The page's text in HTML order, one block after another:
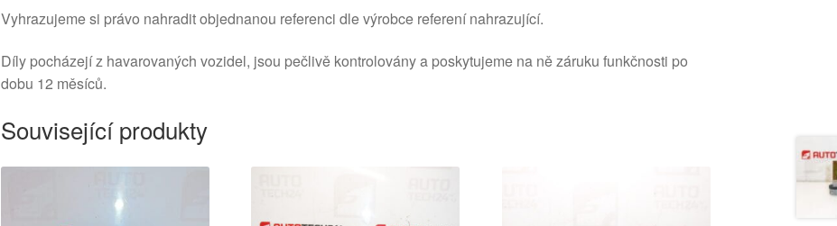
Vyhrazujeme si právo nahradit objednanou referenci dle výrobce referení nahrazující.
Díly pocházejí z havarovaných vozidel, jsou pečlivě kontrolovány a poskytujeme na ně záruku funkčnosti po
dobu 12 měsíců.
Související produkty